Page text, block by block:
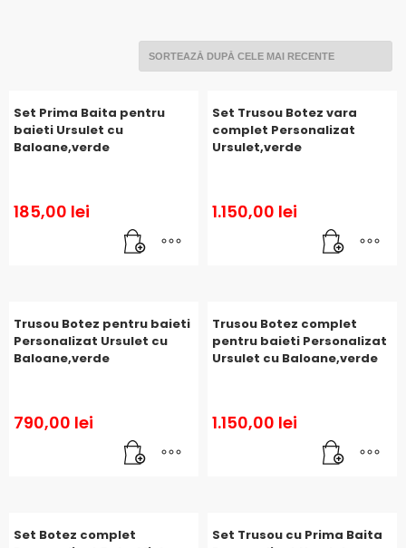
Set Prima Baita pentru
baieti Ursulet cu
Baloane,verde
185,00 lei
Set Trusou Botez vara
complet Personalizat
Ursulet,verde
1.150,00 lei
Trusou Botez pentru baieti
Personalizat Ursulet cu
Baloane,verde
790,00 lei
Trusou Botez complet
pentru baieti Personalizat
Ursulet cu Baloane,verde
1.150,00 lei
Set Botez complet
Set Trusou cu Prima Baita